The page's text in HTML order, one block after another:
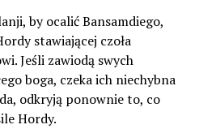
by ocalić Bansamdiego,
stawiającej czoła
Jeśli zawiodą swych
boga, czeka ich niechybna
odkryją ponownie to, co
Hordy.